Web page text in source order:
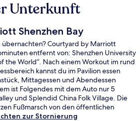
Unterkunft
Shenzhen Bay
übernachten? Courtyard by Marriott
entfernt von: Shenzhen University
the World“. Nach einem Workout im rund
kannst du im Pavilion essen
Mittagessen und Abendessen
ist Folgendes mit dem Auto nur 5
und Splendid China Folk Village. Die
Fußmarsch von den öffentlichen
U-Bahn (U-Bahn-Station High-Tech
zur Stornierung